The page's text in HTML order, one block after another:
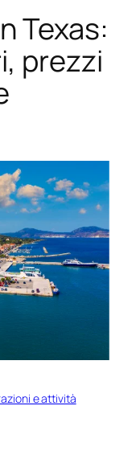
Texas:
prezzi
e attività